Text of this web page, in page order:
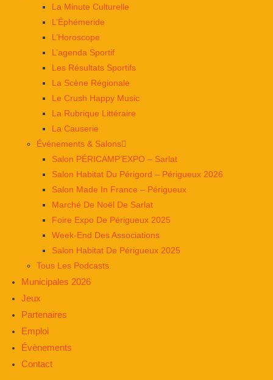
La Minute Culturelle
L’Éphémeride
L’Horoscope
L’agenda Sportif
Les Résultats Sportifs
La Scène Régionale
Le Crush Happy Music
La Rubrique Littéraire
La Causerie
Événements & Salons
Salon PÉRICAMP’EXPO – Sarlat
Salon Habitat Du Périgord – Périgueux 2026
Salon Made In France – Périgueux
Marché De Noël De Sarlat
Foire Expo De Périgueux 2025
Week-End Des Associations
Salon Habitat De Périgueux 2025
Tous Les Podcasts
Municipales 2026
Jeux
Partenaires
Emploi
Évènements
Contact